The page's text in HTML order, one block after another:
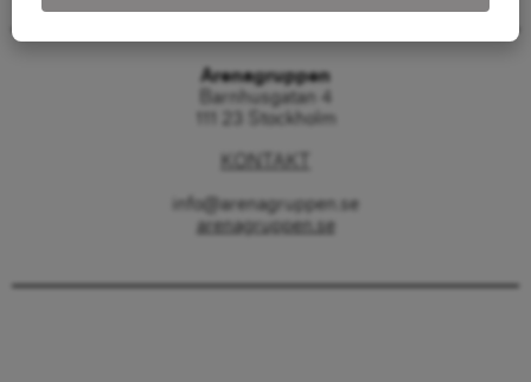
Arenagruppen
Barnhusgatan 4
111 23 Stockholm
KONTAKT
info@arenagruppen.se
arenagruppen.se